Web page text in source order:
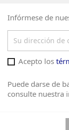
Infórmese de
Acepto los
Puede darse de
consulte nuestra